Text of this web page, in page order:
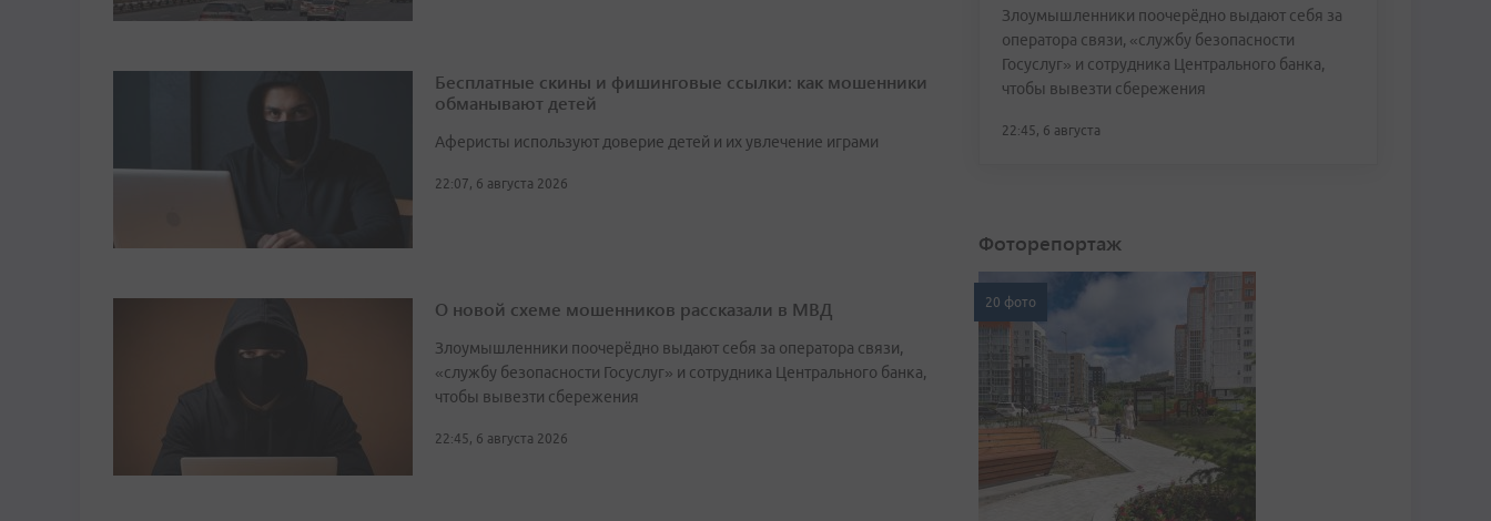
Бесплатные скины и фишинговые ссылки: как мошенники
обманывают детей
Аферисты используют доверие детей и их увлечение играми
22:07, 6 августа 2026
О новой схеме мошенников рассказали в МВД
Злоумышленники поочерёдно выдают себя за оператора связи,
«службу безопасности Госуслуг» и сотрудника Центрального банка,
чтобы вывезти сбережения
22:45, 6 августа 2026
Злоумышленники поочерёдно выдают себя за
оператора связи, «службу безопасности
Госуслуг» и сотрудника Центрального банка,
чтобы вывезти сбережения
22:45, 6 августа
Фоторепортаж
20 фото